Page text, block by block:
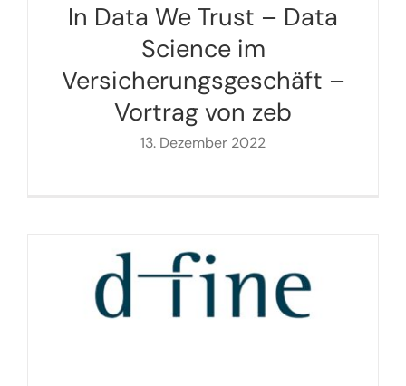
In Data We Trust – Data
Science im
Versicherungsgeschäft –
Vortrag von zeb
13. Dezember 2022